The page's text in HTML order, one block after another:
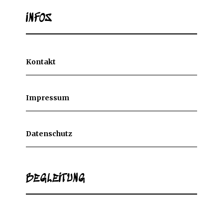
INFOS
Kontakt
Impressum
Datenschutz
BEGLEITUNG